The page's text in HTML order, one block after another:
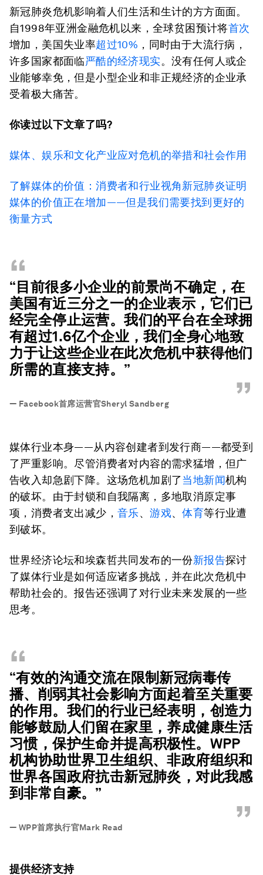
新冠肺炎危机影响着人们生活和生计的方方面面。
自1998年亚洲金融危机以来，全球贫困预计将首次
增加，美国失业率超过10% ，同时由于大流行病，
许多国家都面临严酷的经济现实。没有任何人或企
业能够幸免，但是小型企业和非正规经济的企业承
受着极大痛苦。
你读过以下文章了吗?
媒体、娱乐和文化产业应对危机的举措和社会作用
了解媒体的价值：消费者和行业视角新冠肺炎证明
媒体的价值正在增加——但是我们需要找到更好的
衡量方式
“
“目前很多小企业的前景尚不确定，在
美国有近三分之一的企业表示，它们已
经完全停止运营。我们的平台在全球拥
有超过1.6亿个企业，我们全身心地致
力于让这些企业在此次危机中获得他们
所需的直接支持。”
”
— Facebook首席运营官Sheryl Sandberg
媒体行业本身——从内容创建者到发行商——都受到
了严重影响。尽管消费者对内容的需求猛增，但广
告收入却急剧下降。这场危机加剧了当地新闻机构
的破坏。由于封锁和自我隔离，多地取消原定事
项，消费者支出减少， 音乐、游戏、体育等行业遭
到破坏。
世界经济论坛和埃森哲共同发布的一份新报告探讨
了媒体行业是如何适应诸多挑战，并在此次危机中
帮助社会的。报告还强调了对行业未来发展的一些
思考。
“
“有效的沟通交流在限制新冠病毒传
播、削弱其社会影响方面起着至关重要
的作用。我们的行业已经表明，创造力
能够鼓励人们留在家里，养成健康生活
习惯，保护生命并提高积极性。WPP
机构协助世界卫生组织、非政府组织和
世界各国政府抗击新冠肺炎，对此我感
到非常自豪。”
”
— WPP首席执行官Mark Read
提供经济支持